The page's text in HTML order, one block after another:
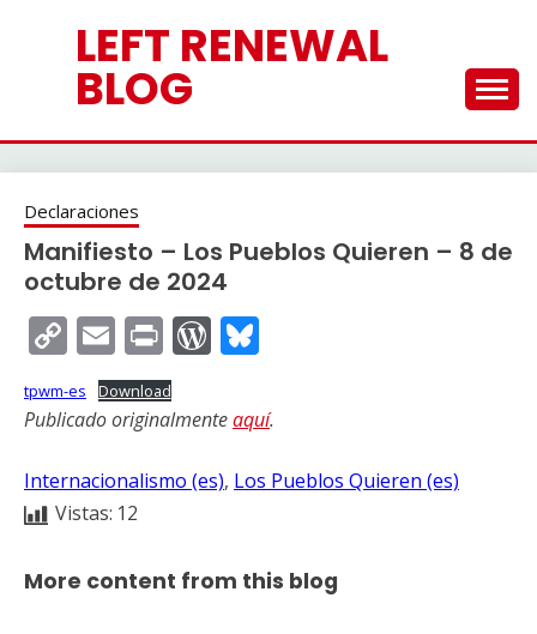
contenidoLEFT RENEWAL
BLOG
Declaraciones
Manifiesto – Los Pueblos Quieren – 8 de
octubre de 2024
Copy
Link
EmailPrintWordPress
tpwm-es Download
Publicado originalmenteaquí.
Internacionalismo (es), Los Pueblos Quieren (es)
Vistas: 12
More content from this blog